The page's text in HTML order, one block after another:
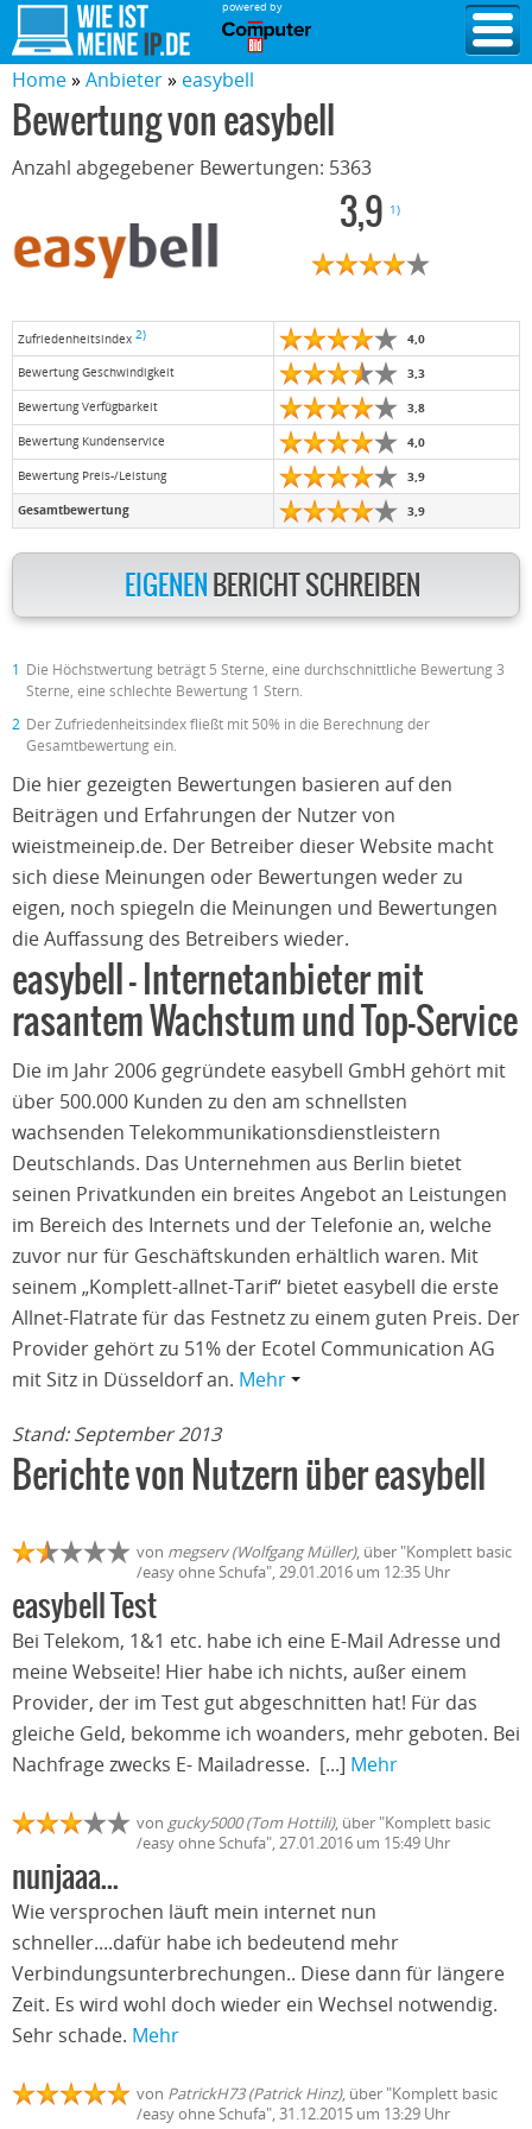
powered by
Home Anbieter easybell
Bewertung von easybell
Anzahl abgegebener Bewertungen: 5363
3,9 1)
Zufriedenheitsindex 2) 4,0
Bewertung Geschwindigkeit 3,3
Bewertung Verfügbarkeit 3,8
Bewertung Kundenservice 4,0
Bewertung Preis-/Leistung 3,9
Gesamtbewertung 3,9
EIGENEN BERICHT SCHREIBEN
1 Die Höchstwertung beträgt 5 Sterne, eine durchschnittliche Bewertung 3
Sterne, eine schlechte Bewertung 1 Stern.
2 Der Zufriedenheitsindex fließt mit 50% in die Berechnung der
Gesamtbewertung ein.
Die hier gezeigten Bewertungen basieren auf den
Beiträgen und Erfahrungen der Nutzer von
wieistmeineip.de. Der Betreiber dieser Website macht
sich diese Meinungen oder Bewertungen weder zu
eigen, noch spiegeln die Meinungen und Bewertungen
die Auffassung des Betreibers wieder.
easybell – Internetanbieter mit
rasantem Wachstum und Top-Service
Die im Jahr 2006 gegründete easybell GmbH gehört mit
über 500.000 Kunden zu den am schnellsten
wachsenden Telekommunikationsdienstleistern
Deutschlands. Das Unternehmen aus Berlin bietet
seinen Privatkunden ein breites Angebot an Leistungen
im Bereich des Internets und der Telefonie an, welche
zuvor nur für Geschäftskunden erhältlich waren. Mit
seinem „Komplett-allnet-Tarif“ bietet easybell die erste
Allnet-Flatrate für das Festnetz zu einem guten Preis. Der
Provider gehört zu 51% der Ecotel Communication AG
mit Sitz in Düsseldorf an. Mehr
Stand: September 2013
Berichte von Nutzern über easybell
von megserv (Wolfgang Müller), über "Komplett basic
/easy ohne Schufa", 29.01.2016 um 12:35 Uhr
easybell Test
Bei Telekom, 1&1 etc. habe ich eine E-Mail Adresse und
meine Webseite! Hier habe ich nichts, außer einem
Provider, der im Test gut abgeschnitten hat! Für das
gleiche Geld, bekomme ich woanders, mehr geboten. Bei
Nachfrage zwecks E- Mailadresse. [...] Mehr
von gucky5000 (Tom Hottili), über "Komplett basic
/easy ohne Schufa", 27.01.2016 um 15:49 Uhr
nunjaaa...
Wie versprochen läuft mein internet nun
schneller....dafür habe ich bedeutend mehr
Verbindungsunterbrechungen.. Diese dann für längere
Zeit. Es wird wohl doch wieder ein Wechsel notwendig.
Sehr schade. Mehr
von PatrickH73 (Patrick Hinz), über "Komplett basic
/easy ohne Schufa", 31.12.2015 um 13:29 Uhr